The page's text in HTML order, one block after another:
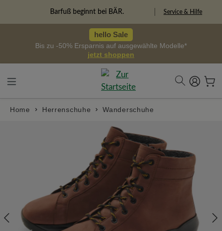
Freiheitspioniere Service & Hilfe
hello Sale
Bis zu -50% Ersparnis auf ausgewählte Modelle*
jetzt shoppen
Home Herrenschuhe Wanderschuhe